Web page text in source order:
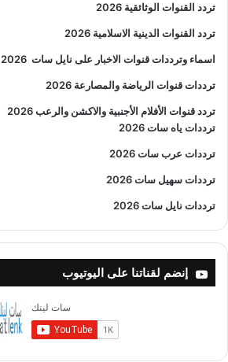
تردد القنوات الوثائقية 2026
تردد القنوات الدينية الاسلامية 2026
اسماء وترددات قنوات الاخبار على نايل سات 2026
ترددات قنوات الرياضة والمصارعة 2026
تردد قنوات الأفلام الأجنبية والاكشن والرعب2026
ترددات ياه سات 2026
ترددات عرب سات 2026
ترددات سهيل سات 2026
ترددات نايل سات 2026
إنضم لقناتنا على اليوتيوب